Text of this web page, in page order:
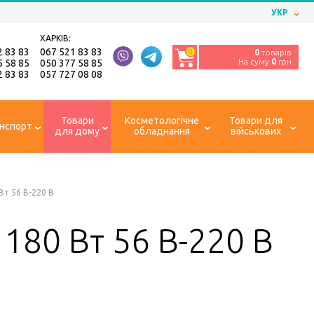
УКР
83 83
58 85
83 83
ХАРКІВ:
067 521 83 83
050 377 58 85
057 727 08 08
0 0 товарів
На суму 0 грн
Товари
для дому
Косметологічне
обладнання
Товари для
військових
56 В-220 В
180 Вт 56 В-220 В